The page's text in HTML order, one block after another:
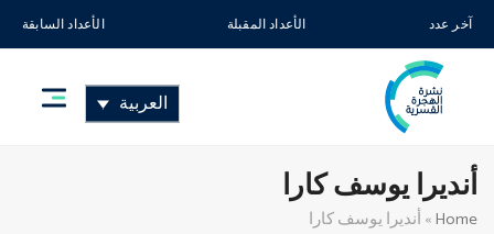
آخر عدد الأعداد المقبلة الأعداد السابقة
العربية
أنديرا يوسف كارا
Home
» أنديرا يوسف كارا